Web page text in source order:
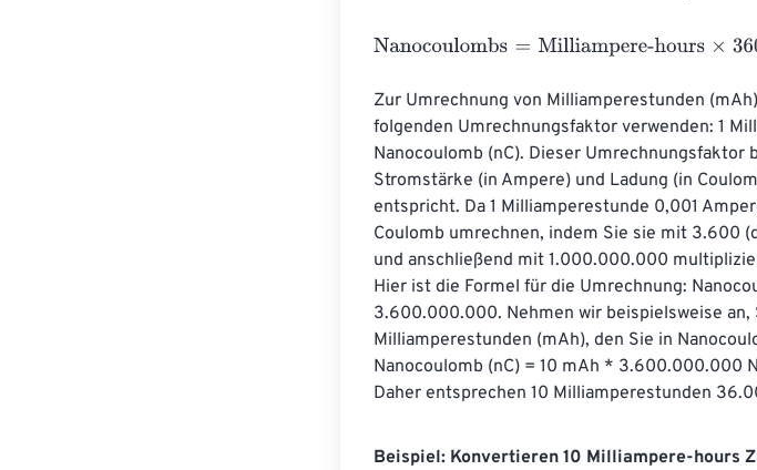
Nanocoulombs=Milliampere-hours×
Zur Umrechnung von Milliamperestunden
folgenden Umrechnungsfaktor verwenden: 1
Nanocoulomb (nC). Dieser Umrechnungsfaktor
Stromstärke (in Ampere) und Ladung (in
entspricht. Da 1 Milliamperestunde 0,001
Coulomb umrechnen, indem Sie sie mit 3.600
und anschließend mit 1.000.000.000
Hier ist die Formel für die Umrechnung:
3.600.000.000. Nehmen wir beispielsweise an,
Milliamperestunden (mAh), den Sie in
Nanocoulomb (nC) = 10 mAh * 3.600.000.000
Daher entsprechen 10 Milliamperestunden
Beispiel: Konvertieren 10 Milliampere-hours